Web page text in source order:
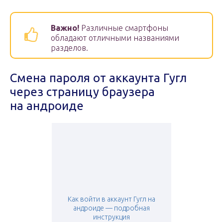
Важно! Различные смартфоны
обладают отличными названиями
разделов.
Смена пароля от аккаунта Гугл
через страницу браузера
на андроиде
Как войти в аккаунт Гугл на
андроиде — подробная
инструкция